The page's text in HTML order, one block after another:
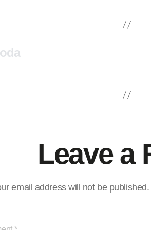
Leave a
email address will not be published.